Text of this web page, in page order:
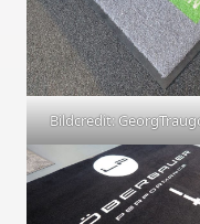
Bildcredit: